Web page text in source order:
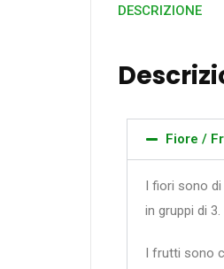
DESCRIZIONE
Fiore /
I fiori sono
in gruppi di 3.
I frutti sono